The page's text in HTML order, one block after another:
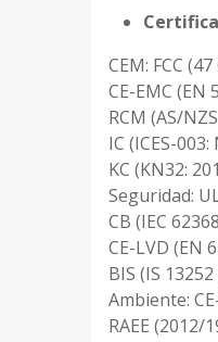
CEM: FCC
CE-EMC (EN
RCM (AS/
IC (ICES-
KC (KN32:
Seguridad:
CB (IEC
CE-LVD (EN
BIS (IS
Ambiente:
RAEE (2012/